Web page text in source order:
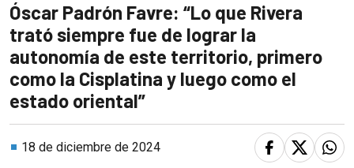
Óscar Padrón Favre: “Lo que Rivera
trató siempre fue de lograr la
autonomía de este territorio, primero
como la Cisplatina y luego como el
estado oriental”
18 de diciembre de 2024